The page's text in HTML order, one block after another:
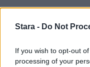
Stara - Do Not
If you wish to opt-out
processing of your